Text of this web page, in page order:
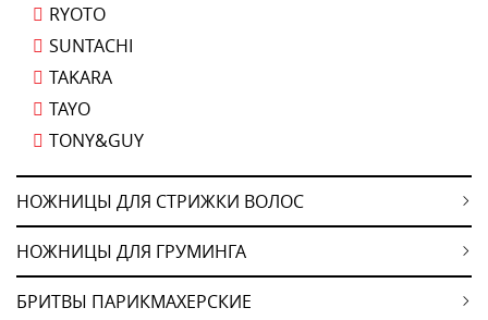
RYOTO
SUNTACHI
TAKARA
TAYO
TONY&GUY
НОЖНИЦЫ ДЛЯ СТРИЖКИ ВОЛОС
НОЖНИЦЫ ДЛЯ ГРУМИНГА
БРИТВЫ ПАРИКМАХЕРСКИЕ